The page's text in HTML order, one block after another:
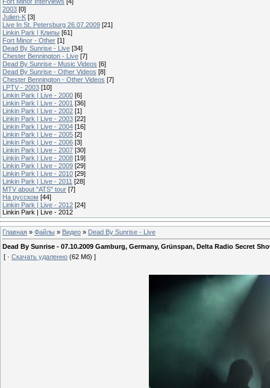
2003 [0]
Julien-K [3]
Live In St. Petersburg 26.07.2009 [21]
Linkin Park | Клипы [61]
Fort Minor - Other [1]
Dead By Sunrise - Live [34]
Chester Bennington - Live [7]
Dead By Sunrise - Music Videos [6]
Dead By Sunrise - Other Videos [8]
Chester Bennington - Other Videos [7]
LPTV - 2003 [10]
Linkin Park | Live - 2000 [6]
Linkin Park | Live - 2001 [36]
Linkin Park | Live - 2002 [1]
Linkin Park | Live - 2003 [22]
Linkin Park | Live - 2004 [16]
Linkin Park | Live - 2005 [2]
Linkin Park | Live - 2006 [3]
Linkin Park | Live - 2007 [30]
Linkin Park | Live - 2008 [19]
Linkin Park | Live - 2009 [29]
Linkin Park | Live - 2010 [29]
Linkin Park | Live - 2011 [28]
MTV about "ATS" tour [7]
На русском [44]
Linkin Park | Live - 2012 [24]
Linkin Park | Live - 2012
Главная » Файлы » Видео » Dead By Sunrise - Live
Dead By Sunrise - 07.10.2009 Gamburg, Germany, Grünspan, Delta Radio Secret
[ · Скачать удаленно (62 Мб) ]